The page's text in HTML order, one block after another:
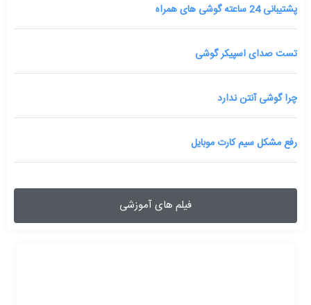
پشتیبانی 24 ساعته گوشی های همراه
تست صدای اسپیکر گوشی
چرا گوشی آنتن ندارد
رفع مشکل سیم کارت موبایل
فیلم های آموزشی